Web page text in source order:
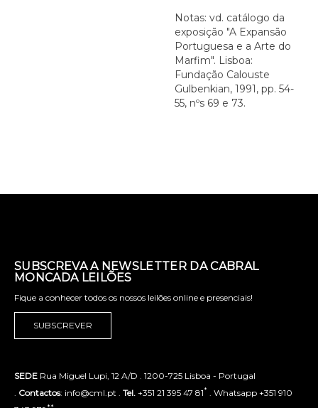
Notas: vd. catálogo da
exposição "A Expansão
Portuguesa e a Arte do
Marfim". Lisboa:
Fundação Calouste
Gulbenkian, 1991, pp. 54-
55, nºs 69 e 73.
SUBSCREVA A NEWSLETTER DA CABRAL
MONCADA LEILÕES
Fique a conhecer todos os nossos leilões online e presenciais!
SUBSCREVER
SEDE Rua Miguel Lupi, 12 A/D . 1200-725 Lisboa - Portugal
Contactos: info@cml.pt . Tel. +351 21 395 47 81* . Whatsapp +351 910